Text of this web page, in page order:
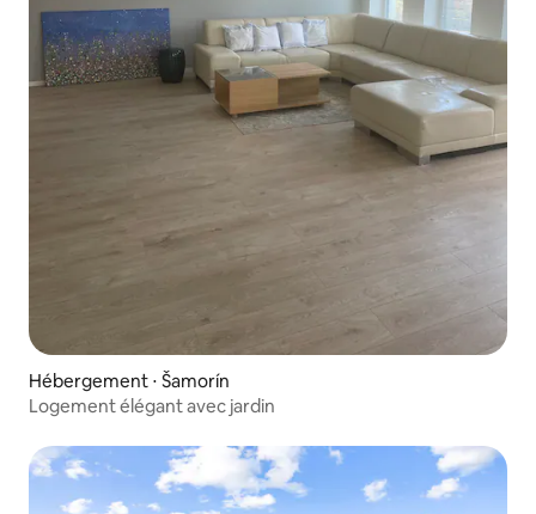
Hébergement ⋅ Šamorín
Logement élégant avec jardin